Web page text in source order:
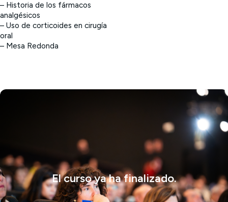
– Historia de los fármacos
analgésicos
– Uso de corticoides en cirugía
oral
– Mesa Redonda
El curso ya ha finalizado.